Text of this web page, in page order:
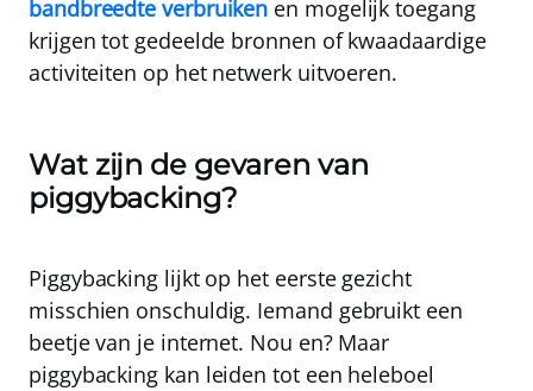
bandbreedte verbruiken en mogelijk toegang
krijgen tot gedeelde bronnen of kwaadaardige
activiteiten op het netwerk uitvoeren.
Wat zijn de gevaren van
piggybacking?
Piggybacking lijkt op het eerste gezicht
misschien onschuldig. Iemand gebruikt een
beetje van je internet. Nou en? Maar
piggybacking kan leiden tot een heleboel